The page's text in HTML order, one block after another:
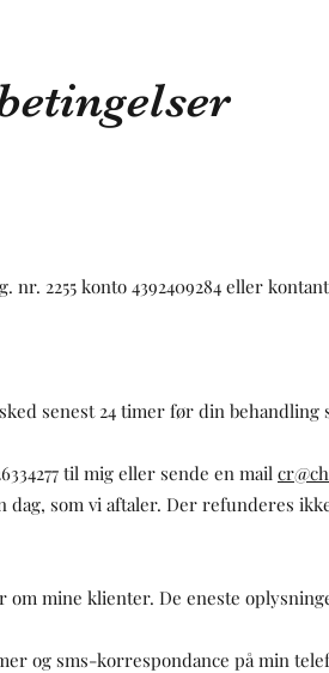
2255 konto 4392409284 eller
senest 24 timer før din behandling
til mig eller sende en mail
som vi aftaler. Der refunderes
mine klienter. De eneste
og sms-korrespondance på min